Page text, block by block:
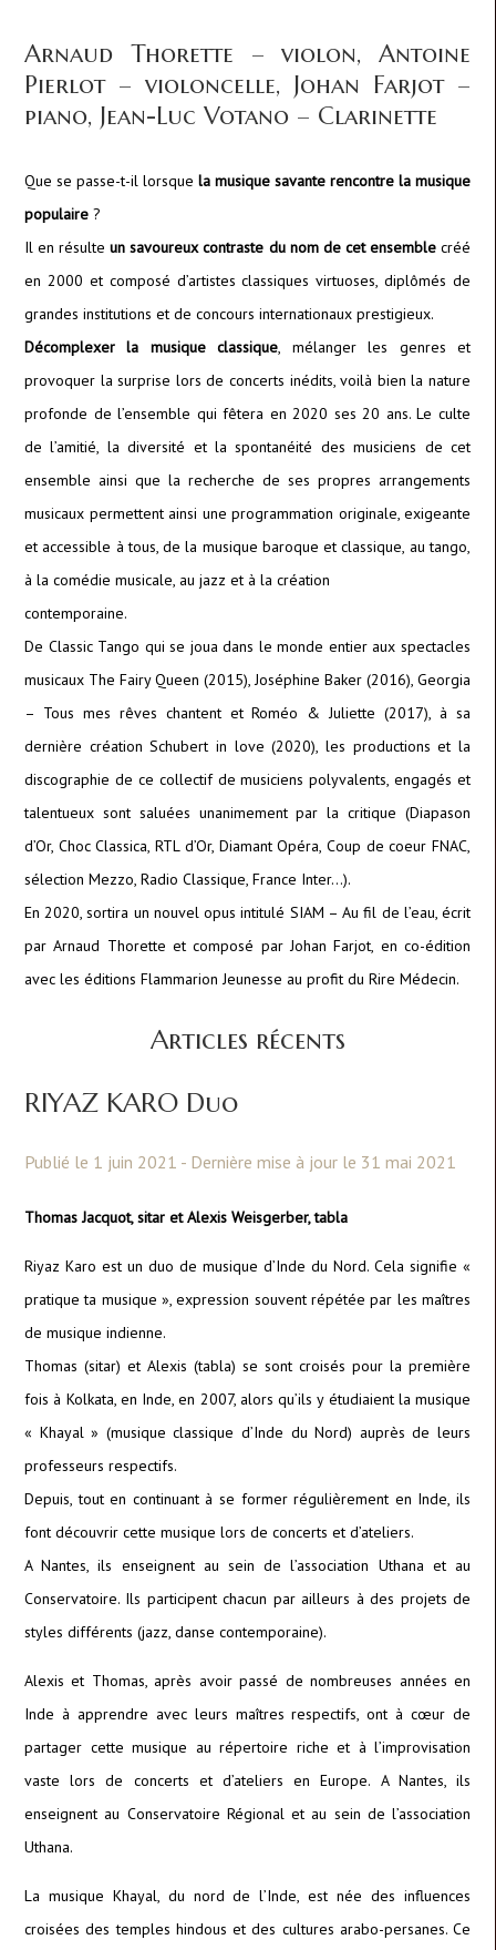
Arnaud Thorette – violon, Antoine
Pierlot – violoncelle, Johan Farjot –
piano, Jean-Luc Votano – Clarinette
Que se passe-t-il lorsque la musique savante rencontre la musique
populaire ?
Il en résulte un savoureux contraste du nom de cet ensemblecréé
en 2000 et composé d’artistes classiques virtuoses, diplômés de
grandes institutions et de concours internationaux prestigieux.
Décomplexer la musique classique, mélanger les genres et
provoquer la surprise lors de concerts inédits, voilà bien la nature
profonde de l’ensemble qui fêtera en 2020 ses 20 ans. Le culte
de l’amitié, la diversité et la spontanéité des musiciens de cet
ensemble ainsi que la recherche de ses propres arrangements
musicaux permettent ainsi une programmation originale, exigeante
et accessible à tous, de la musique baroque et classique, au tango,
à la comédie musicale, au jazz et à la création
contemporaine.
De Classic Tango qui se joua dans le monde entier aux spectacles
musicaux The Fairy Queen (2015), Joséphine Baker (2016), Georgia
– Tous mes rêves chantent et Roméo & Juliette (2017), à sa
dernière création Schubert in love (2020), les productions et la
discographie de ce collectif de musiciens polyvalents, engagés et
talentueux sont saluées unanimement par la critique (Diapason
d’Or, Choc Classica, RTL d’Or, Diamant Opéra, Coup de coeur FNAC,
sélection Mezzo, Radio Classique, France Inter…).
En 2020, sortira un nouvel opus intitulé SIAM – Au fil de l’eau, écrit
par Arnaud Thorette et composé par Johan Farjot, en co-édition
avec les éditions Flammarion Jeunesse au profit du Rire Médecin.
Articles récents
RIYAZ KARO Duo
Publié le 1 juin 2021 - Dernière mise à jour le 31 mai 2021
Thomas Jacquot, sitar et Alexis Weisgerber, tabla
Riyaz Karo est un duo de musique d’Inde du Nord. Cela signifie «
pratique ta musique », expression souvent répétée par les maîtres
de musique indienne.
Thomas (sitar) et Alexis (tabla) se sont croisés pour la première
fois à Kolkata, en Inde, en 2007, alors qu’ils y étudiaient la musique
« Khayal » (musique classique d’Inde du Nord) auprès de leurs
professeurs respectifs.
Depuis, tout en continuant à se former régulièrement en Inde, ils
font découvrir cette musique lors de concerts et d’ateliers.
A Nantes, ils enseignent au sein de l’association Uthana et au
Conservatoire. Ils participent chacun par ailleurs à des projets de
styles différents (jazz, danse contemporaine).
Alexis et Thomas, après avoir passé de nombreuses années en
Inde à apprendre avec leurs maîtres respectifs, ont à cœur de
partager cette musique au répertoire riche et à l’improvisation
vaste lors de concerts et d’ateliers en Europe. A Nantes, ils
enseignent au Conservatoire Régional et au sein de l’association
Uthana.
La musique Khayal, du nord de l’Inde, est née des influences
croisées des temples hindous et des cultures arabo-persanes. Ce